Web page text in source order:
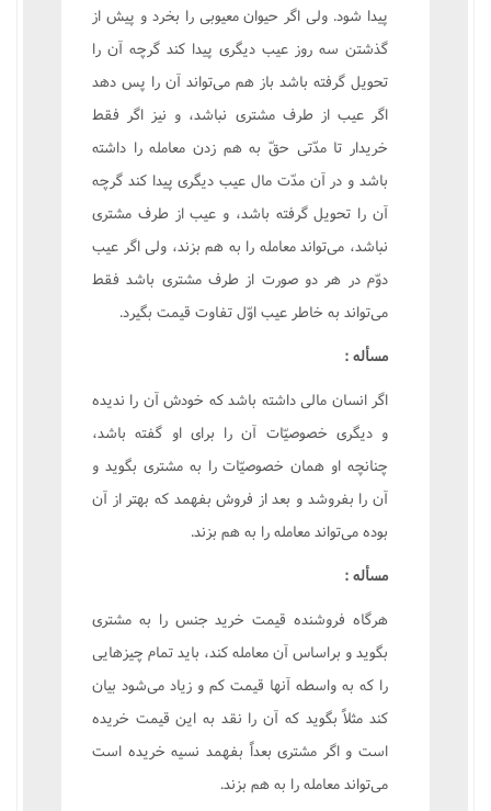
پيدا شود. ولى اگر حيوان معيوبى را بخرد و پيش از
گذشتن سه روز عيب ديگرى پيدا کند گرچه آن را
تحويل گرفته باشد باز هم مى‌تواند آن را پس دهد
اگر عيب از طرف مشترى نباشد، و نيز اگر فقط
خريدار تا مدّتى حقّ به هم زدن معامله را داشته
باشد و در آن مدّت مال عيب ديگرى پيدا کند گرچه
آن را تحويل گرفته باشد، و عيب از طرف مشترى
نباشد، مى‌تواند معامله را به هم بزند، ولى اگر عيب
دوّم در هر دو صورت از طرف مشترى باشد فقط
مى‌تواند به خاطر عيب اوّل تفاوت قيمت بگيرد.
مسأله :
اگر انسان مالى داشته باشد که خودش آن را نديده
و ديگرى خصوصيّات آن را براى او گفته باشد،
چنانچه او همان خصوصيّات را به مشترى بگويد و
آن را بفروشد و بعد از فروش بفهمد که بهتر از آن
بوده مى‌تواند معامله را به هم بزند.
مسأله :
هرگاه فروشنده قيمت خريد جنس را به مشترى
بگويد و براساس آن معامله کند، بايد تمام چيزهايى
را که به واسطه آنها قيمت کم و زياد مى‌شود بيان
کند مثلاً بگويد که آن را نقد به اين قيمت خريده
است و اگر مشترى بعداً بفهمد نسيه خريده است
مى‌تواند معامله را به هم بزند.